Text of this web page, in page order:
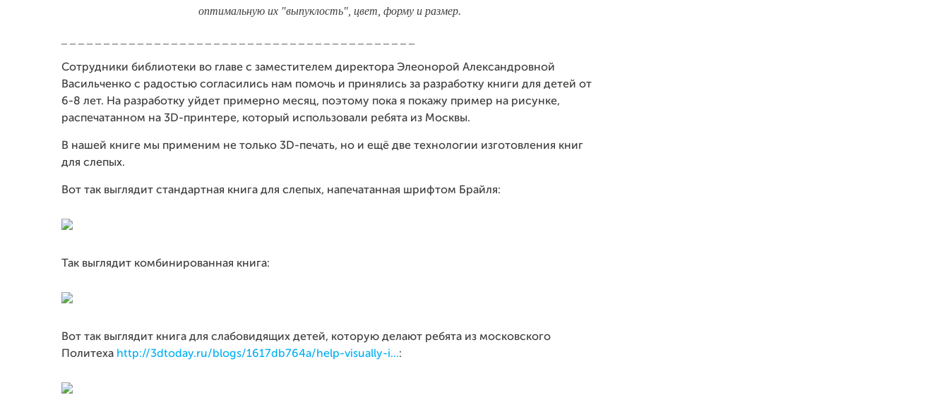
оптимальную их "выпуклость", цвет, форму и размер.
Сотрудники библиотеки во главе с заместителем директора Элеонорой Александровной
Васильченко с радостью согласились нам помочь и принялись за разработку книги для детей от
6-8 лет. На разработку уйдет примерно месяц, поэтому пока я покажу пример на рисунке,
распечатанном на 3D-принтере, который использовали ребята из Москвы.
В нашей книге мы применим не только 3D-печать, но и ещё две технологии изготовления книг
для слепых.
Вот так выглядит стандартная книга для слепых, напечатанная шрифтом Брайля:
Так выглядит комбинированная книга:
Вот так выглядит книга для слабовидящих детей, которую делают ребята из московского
Политеха http://3dtoday.ru/blogs/1617db764a/help-visually-i...: